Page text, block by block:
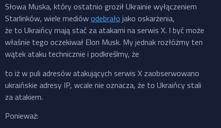
Słowa Muska, który ostatnio groził Ukrainie wyłączeniem
Starlinków, wiele mediówodebrało jako oskarżenia,
że to Ukraińcy mają stać za atakami na serwis X. I być może
właśnie tego oczekiwał Elon Musk. My jednak rozłóżmy ten
wątek ataku technicznie i podkreślmy, że
to iż w puli adresów atakujących serwis X zaobserwowano
ukraińskie adresy IP, wcale nie oznacza, że to Ukraińcy stali
za atakiem.
Ponieważ: